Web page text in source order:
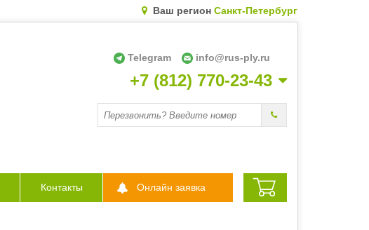
Ваш регион Санкт-Петербург
Telegram info@rus-ply.ru
+7 (812) 770-23-43
Контакты Онлайн заявка